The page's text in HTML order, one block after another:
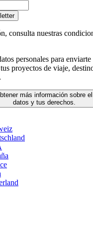
consulta nuestras
personales para
proyectos de viaje,
más información sobre
datos y tus derechos.